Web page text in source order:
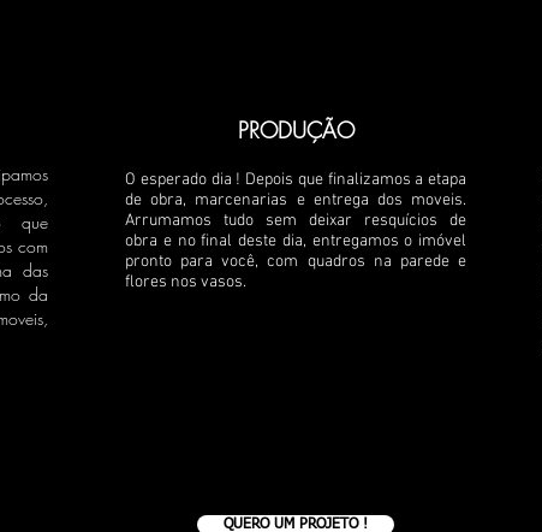
que
com
das
da
PRODUÇÃO
O esperado dia ! Depois que finalizamos a etapa
de obra, marcenarias e entrega dos moveis.
Arrumamos tudo sem deixar resquícios de
obra e no final deste dia, entregamos o imóvel
pronto para você, com quadros na parede e
flores nos vasos.
QUERO UM PROJETO !